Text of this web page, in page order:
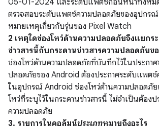
05-01-2024 และระดับแพตช์ก่อนหน้าทั้งหมด
ตรวจสอบระดับแพตช์ความปลอดภัยของอุปกรณ์
หมายเหตุเกี่ยวกับรุ่นของ Pixel Watch
2 เหตุใดช่องโหว่ด้านความปลอดภัยจึงแยกร
ข่าวสารนี้กับกระดานข่าวสารความปลอดภัยข
ช่องโหว่ด้านความปลอดภัยที่บันทึกไว้ในประกาศ
ปลอดภัยของ Android ต้องประกาศระดับแพตช์
ในอุปกรณ์ Android ช่องโหว่ด้านความปลอดภัย
โหว่ที่ระบุไว้ในกระดานข่าวสารนี้ ไม่จำเป็นต้อง
ความปลอดภัย
3. รายการในคอลัมน์ประเภทหมายถึงอะไร